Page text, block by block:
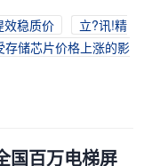
效稳质价
立?讯!精
储芯片价格上涨的影
国百万电梯屏